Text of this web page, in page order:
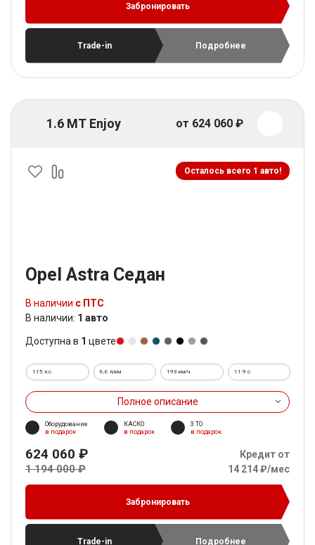
Забронировать
Trade-in Подробнее
1.6 MT Enjoy от 624 060 ₽
Осталось всего 1 авто!
Opel Astra Седан
В наличии с ПТС
В наличии: 1 авто
Доступна в 1 цвете
115 л.с. 6,6 л/км 193 км/ч 11.9 c.
Полное описание
Оборудование
в подарок
КАСКО
в подарок
3 ТО
в подарок
624 060 ₽
1 194 000 ₽
Кредит от
14 214 ₽/мес
Забронировать
Trade-in Подробнее